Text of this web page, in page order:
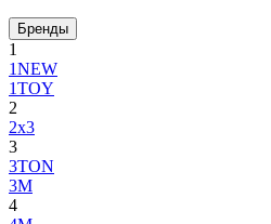
Бренды
1
1NEW
1TOY
2
2x3
3
3TON
3М
4